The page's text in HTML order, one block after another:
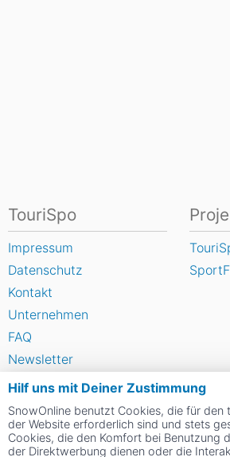
Hilf uns mit Deiner Zustimmung
SnowOnline benutzt Cookies, die für den
der Website erforderlich sind und stets
Cookies, die den Komfort bei Benutzung
der Direktwerbung dienen oder die
TouriSpo
Impressum
Datenschutz
Kontakt
Unternehmen
FAQ
Newsletter
Widget
Umfragen
Skigebiet bewerten